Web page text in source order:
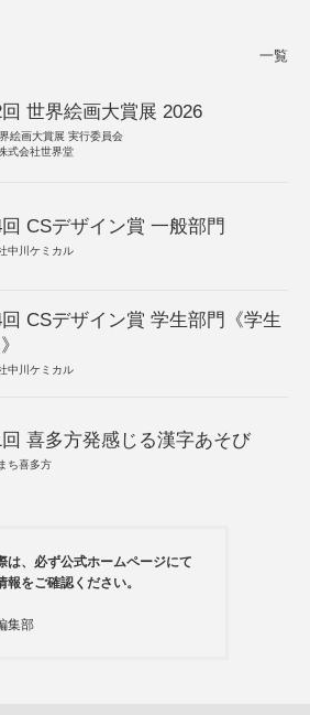
一覧
世界絵画大賞展 2026
絵画大賞展 実行委員会
式会社世界堂
CSデザイン賞 一般部門
中川ケミカル
CSデザイン賞 学生部門《学生
中川ケミカル
喜多方発感じる漢字あそび
ち喜多方
は、必ず公式ホームページにて
報をご確認ください。
集部